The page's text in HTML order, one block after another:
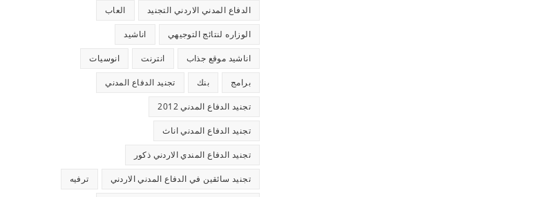
الدفاع المدني الاردني التجنيد العاب
الوزاره لنتائج التوجيهي اناشيد
اناشيد موقع جذاب انترنت انوسيات
برامج بنك تجنيد الدفاع المدني
تجنيد الدفاع المدني 2012
تجنيد الدفاع المدني اناث
تجنيد الدفاع المندي الاردني ذكور
تجنيد سائقين في الدفاع المدني الاردني ترفيه